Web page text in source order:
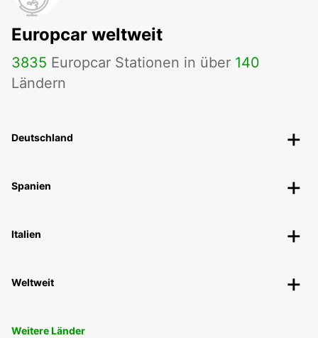
Europcar weltweit
3835 Europcar Stationen in über 140
Ländern
Deutschland
Spanien
Italien
Weltweit
Weitere Länder